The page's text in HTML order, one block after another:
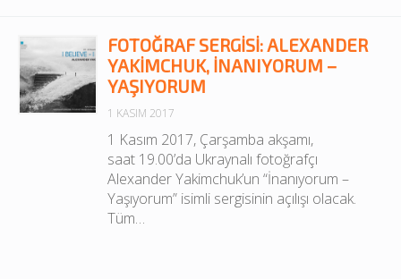
FOTOĞRAF SERGISI: ALEXANDER
YAKIMCHUK, İNANIYORUM –
YAŞIYORUM
1 KASIM 2017
1 Kasım 2017, Çarşamba akşamı,
saat 19.00’da Ukraynalı fotoğrafçı
Alexander Yakimchuk’un “İnanıyorum –
Yaşıyorum” isimli sergisinin açılışı olacak.
Tüm…